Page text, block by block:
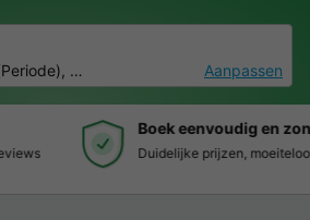
Periode), 2 personen, 0 huisdierAanpassen
en zonder stress
moeiteloos boeken en veilige betaalomgeving